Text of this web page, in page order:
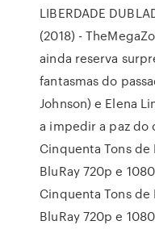
LIBERDADE
(2018) -
ainda reserva
fantasmas do
Johnson) e Elena
a impedir a paz do
Cinquenta Tons
BluRay 720p e
Cinquenta Tons
BluRay 720p e